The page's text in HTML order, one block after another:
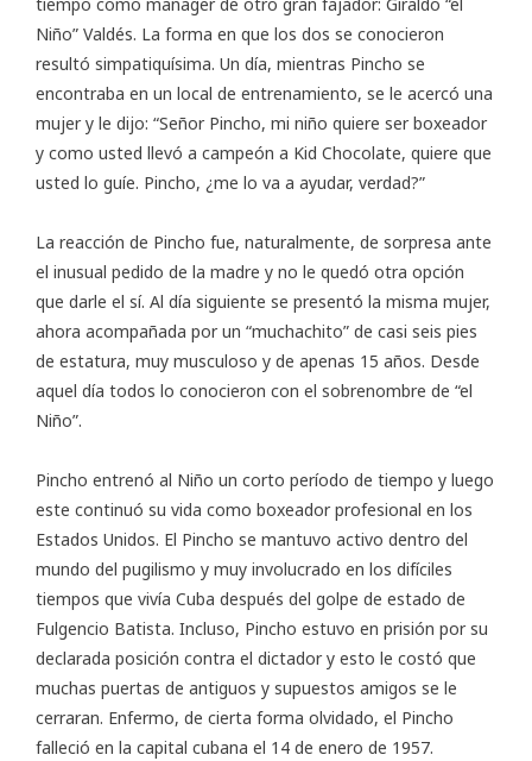
Niño” Valdés. La forma en que los dos se conocieron
resultó simpatiquísima. Un día, mientras Pincho se
encontraba en un local de entrenamiento, se le acercó una
mujer y le dijo: “Señor Pincho, mi niño quiere ser boxeador
y como usted llevó a campeón a Kid Chocolate, quiere que
usted lo guíe. Pincho, ¿me lo va a ayudar, verdad?”
La reacción de Pincho fue, naturalmente, de sorpresa ante
el inusual pedido de la madre y no le quedó otra opción
que darle el sí. Al día siguiente se presentó la misma mujer,
ahora acompañada por un “muchachito” de casi seis pies
de estatura, muy musculoso y de apenas 15 años. Desde
aquel día todos lo conocieron con el sobrenombre de “el
Niño”.
Pincho entrenó al Niño un corto período de tiempo y luego
este continuó su vida como boxeador profesional en los
Estados Unidos. El Pincho se mantuvo activo dentro del
mundo del pugilismo y muy involucrado en los difíciles
tiempos que vivía Cuba después del golpe de estado de
Fulgencio Batista. Incluso, Pincho estuvo en prisión por su
declarada posición contra el dictador y esto le costó que
muchas puertas de antiguos y supuestos amigos se le
cerraran. Enfermo, de cierta forma olvidado, el Pincho
falleció en la capital cubana el 14 de enero de 1957.